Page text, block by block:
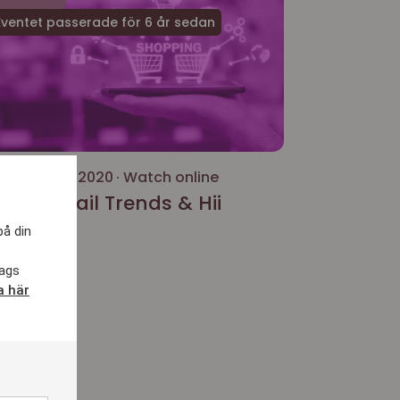
Retail Trends & Hii
passerade för 6 år sedan
2020 Watch online
din
här